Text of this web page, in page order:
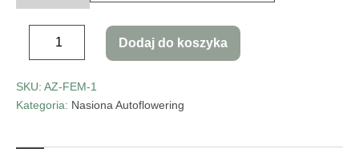
Dodaj do koszyka
SKU: AZ-FEM-1
Kategoria: Nasiona Autoflowering